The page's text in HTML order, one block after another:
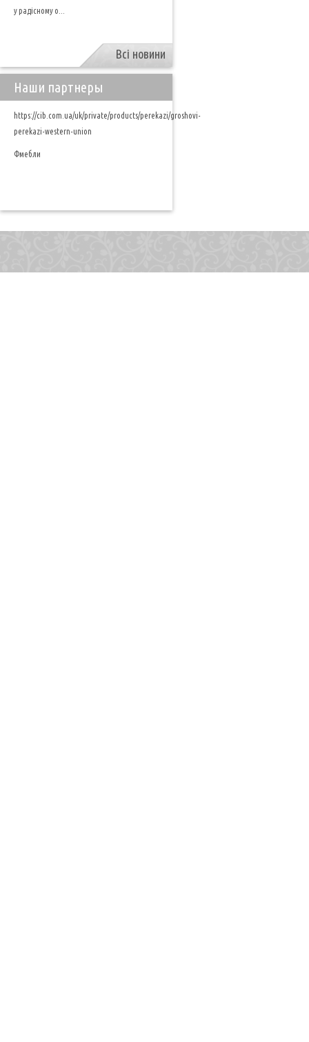
у радісному о...
Всі новини
Наши партнеры
https://cib.com.ua/uk/private/products/perekazi/groshovi-
perekazi-western-union
Фмебли